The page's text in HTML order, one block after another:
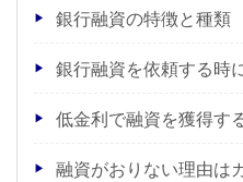
銀行融資の特徴と種類
銀行融資を依頼する時
低金利で融資を獲得す
融資がおりない理由は